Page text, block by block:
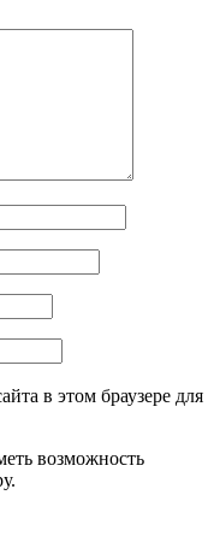
в этом браузере для
возможность